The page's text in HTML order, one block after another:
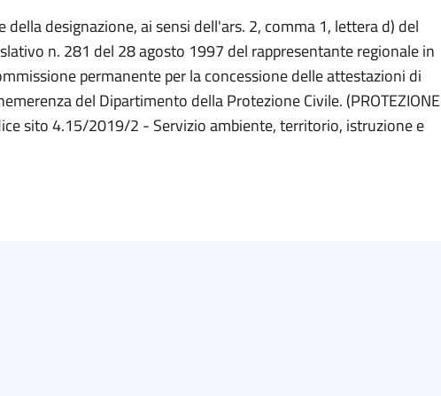
della designazione, ai sensi dell'ars. 2, comma 1, lettera d) del
n. 281 del 28 agosto 1997 del rappresentante regionale in
permanente per la concessione delle attestazioni di
del Dipartimento della Protezione Civile. (PROTEZIONE
sito 4.15/2019/2 - Servizio ambiente, territorio, istruzione e